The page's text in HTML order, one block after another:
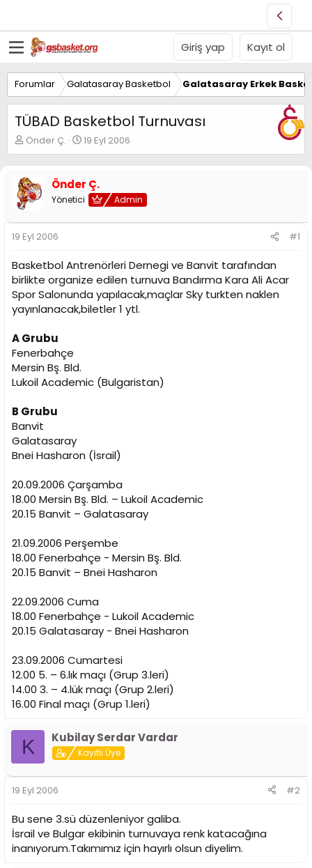
Giriş yap Kayıt ol
Forumlar Galatasaray Basketbol Galatasaray Erkek
TÜBAD Basketbol Turnuvası
K
o
u
y
u
a
ş
l
a
t
a
n
Önder Ç.
B
a
a
n
ı
t
a
r
i
h
i
19 Eyl 2006
Önder Ç.
Yönetici Admin
19 Eyl 2006 #1
Basketbol Antrenörleri Dernegi ve Banvit tarafından
birlikte organize edilen turnuva Bandırma Kara Ali Acar
Spor Salonunda yapılacak,maçlar Sky turkten naklen
yayınlanacak,biletler 1 ytl.
A Grubu
Fenerbahçe
Mersin Bş. Bld.
Lukoil Academic (Bulgaristan)
B Grubu
Banvit
Galatasaray
Bnei Hasharon (İsrail)
20.09.2006 Çarşamba
18.00 Mersin Bş. Bld. – Lukoil Academic
20.15 Banvit – Galatasaray
21.09.2006 Perşembe
18.00 Fenerbahçe - Mersin Bş. Bld.
20.15 Banvit – Bnei Hasharon
22.09.2006 Cuma
18.00 Fenerbahçe - Lukoil Academic
20.15 Galatasaray - Bnei Hasharon
23.09.2006 Cumartesi
12.00 5. – 6.lık maçı (Grup 3.leri)
14.00 3. – 4.lük maçı (Grup 2.leri)
16.00 Final maçı (Grup 1.leri)
K Kubilay Serdar Vardar
Kayıtlı Üye
19 Eyl 2006 #2
Bu sene 3.sü düzenleniyor galiba.
İsrail ve Bulgar ekibinin turnuvaya renk katacağına
inanıyorum.Takımımız için hayırlı olsun diyelim.